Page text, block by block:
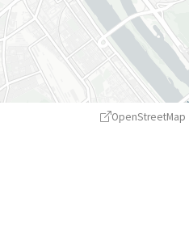
OpenStreetMap